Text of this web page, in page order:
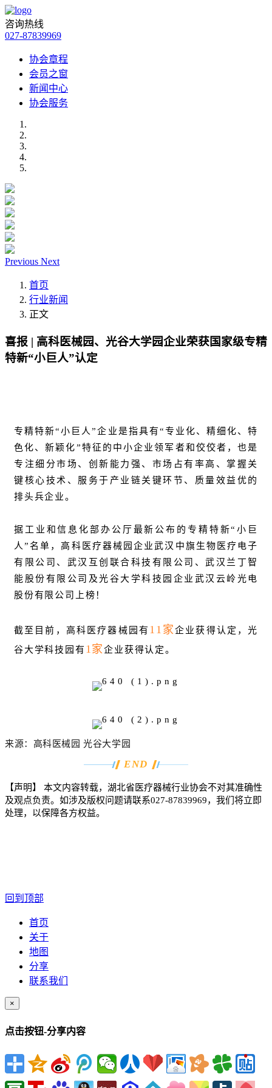
咨询热线
027-87839969
协会章程
会员之窗
新闻中心
协会服务
Previous Next
首页
行业新闻
正文
喜报 | 高科医械园、光谷大学园企业荣获国家级专精
特新“小巨人”认定
专精特新“小巨人”企业是指具有“专业化、精细化、特
色化、新颖化”特征的中小企业领军者和佼佼者，也是
专注细分市场、创新能力强、市场占有率高、掌握关
键核心技术、服务于产业链关键环节、质量效益优的
排头兵企业。
据工业和信息化部办公厅最新公布的专精特新“小巨
人”名单，高科医疗器械园企业武汉中旗生物医疗电子
有限公司、武汉互创联合科技有限公司、武汉兰丁智
能股份有限公司及光谷大学科技园企业武汉云岭光电
股份有限公司上榜！
截至目前，高科医疗器械园有 11家企业获得认定，光
谷大学科技园有 1家企业获得认定。
来源：高科医械园 光谷大学园
END
【声明】
本文内容转载，湖北省医疗器械行业协会不对其准确性
及观点负责。如涉及版权问题请联系027-87839969，我们将立即
处理，以保障各方权益。
回到顶部
首页
关于
地图
分享
联系我们
×
点击按钮-分享内容